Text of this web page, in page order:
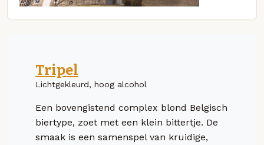
Tripel
Lichtgekleurd, hoog alcohol
Een bovengistend complex blond Belgisch
biertype, zoet met een klein bittertje. De
smaak is een samenspel van kruidige,